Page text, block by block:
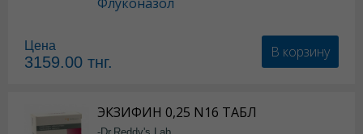
Цена
3159.00 тнг.
В корзину
ЭКЗИФИН 0,25 N16 ТАБЛ